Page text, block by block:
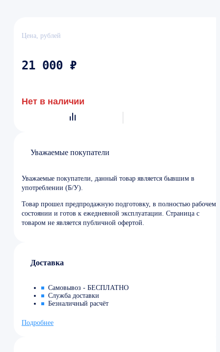
Цена, рублей
21 000 ₽
Нет в наличии
Уважаемые покупатели
Уважаемые покупатели, данный товар является бывшим в
употреблении (Б/У).
Товар прошел предпродажную подготовку, в полностью рабочем
состоянии и готов к ежедневной эксплуатации. Страница с
товаром не является публичной офертой.
Доставка
Самовывоз - БЕСПЛАТНО
Служба доставки
Безналичный расчёт
Подробнее